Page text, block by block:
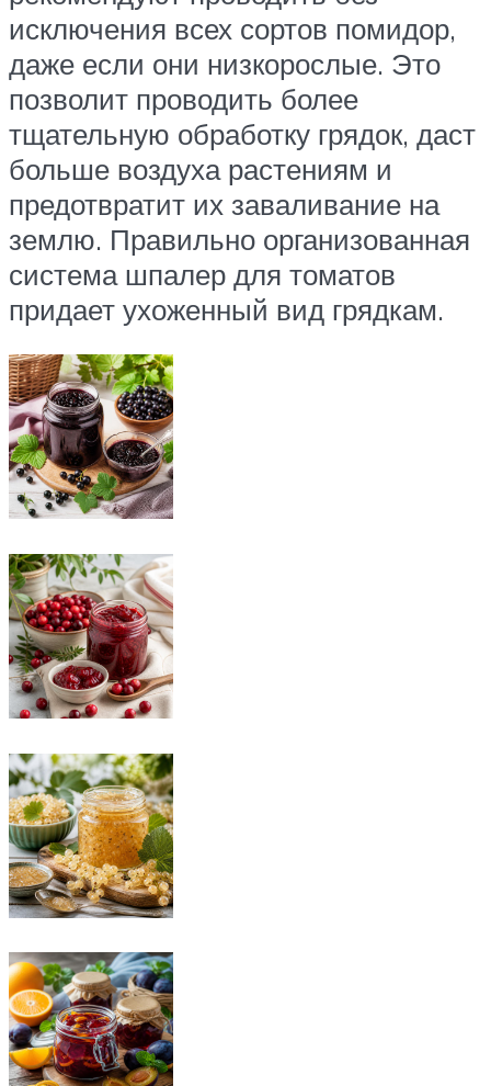
исключения всех сортов помидор,
даже если они низкорослые. Это
позволит проводить более
тщательную обработку грядок, даст
больше воздуха растениям и
предотвратит их заваливание на
землю. Правильно организованная
система шпалер для томатов
придает ухоженный вид грядкам.